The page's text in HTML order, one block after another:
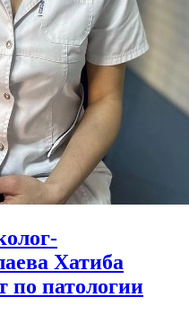
Хатиба
по патологии